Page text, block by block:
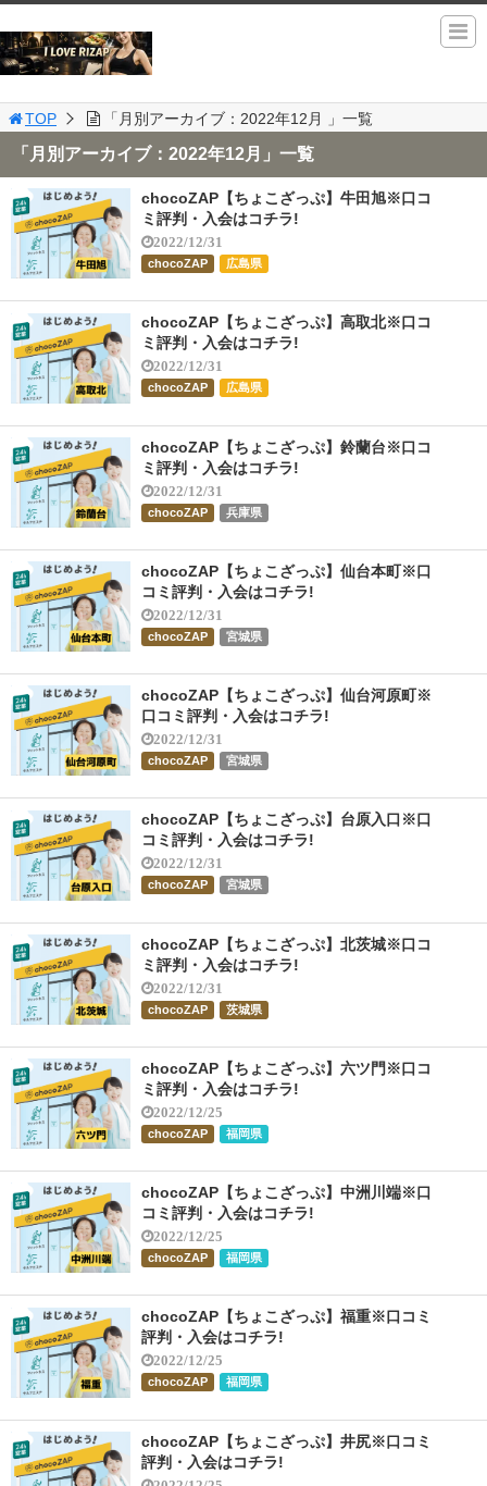
TOP 「月別アーカイブ：2022年12月 」一覧
「月別アーカイブ：2022年12月」一覧
chocoZAP【ちょこざっぷ】牛田旭※口コ
ミ評判・入会はコチラ!
2022/12/31
chocoZAP 広島県
chocoZAP【ちょこざっぷ】高取北※口コ
ミ評判・入会はコチラ!
2022/12/31
chocoZAP 広島県
chocoZAP【ちょこざっぷ】鈴蘭台※口コ
ミ評判・入会はコチラ!
2022/12/31
chocoZAP 兵庫県
chocoZAP【ちょこざっぷ】仙台本町※口
コミ評判・入会はコチラ!
2022/12/31
chocoZAP 宮城県
chocoZAP【ちょこざっぷ】仙台河原町※
口コミ評判・入会はコチラ!
2022/12/31
chocoZAP 宮城県
chocoZAP【ちょこざっぷ】台原入口※口
コミ評判・入会はコチラ!
2022/12/31
chocoZAP 宮城県
chocoZAP【ちょこざっぷ】北茨城※口コ
ミ評判・入会はコチラ!
2022/12/31
chocoZAP 茨城県
chocoZAP【ちょこざっぷ】六ツ門※口コ
ミ評判・入会はコチラ!
2022/12/25
chocoZAP 福岡県
chocoZAP【ちょこざっぷ】中洲川端※口
コミ評判・入会はコチラ!
2022/12/25
chocoZAP 福岡県
chocoZAP【ちょこざっぷ】福重※口コミ
評判・入会はコチラ!
2022/12/25
chocoZAP 福岡県
chocoZAP【ちょこざっぷ】井尻※口コミ
評判・入会はコチラ!